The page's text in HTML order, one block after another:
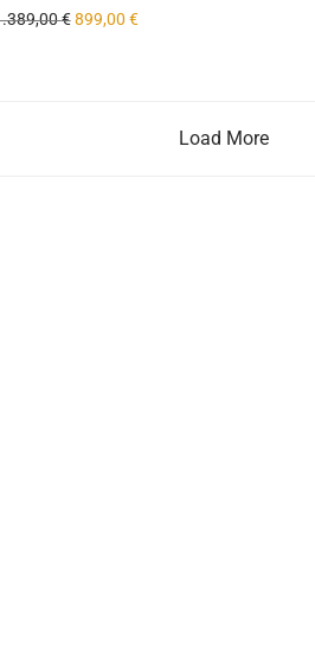
€ Ursprünglicher Preis war:
899,00 €Aktueller Preis ist: 899,00
Load More